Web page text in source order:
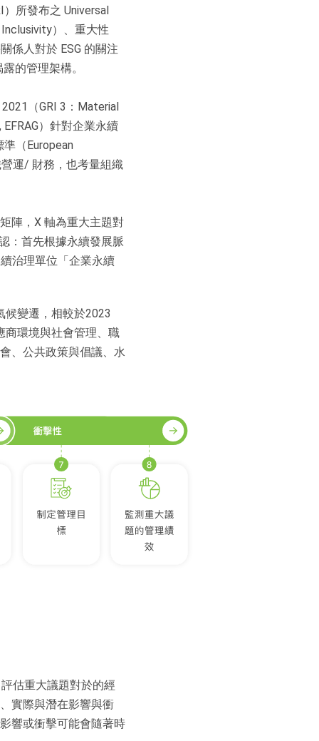
所發布之 Universal
）、重大性
係人對於 ESG 的關注
露的管理架構。
（GRI 3：Material
）針對企業永續
（European
運/ 財務，也考量組織
陣，X 軸為重大主題對
：首先根據永續發展脈
治理單位「企業永續
候變遷，相較於2023
商環境與社會管理、職
、公共政策與倡議、水
估重大議題對於的經
實際與潛在影響與衝
響或衝擊可能會隨著時